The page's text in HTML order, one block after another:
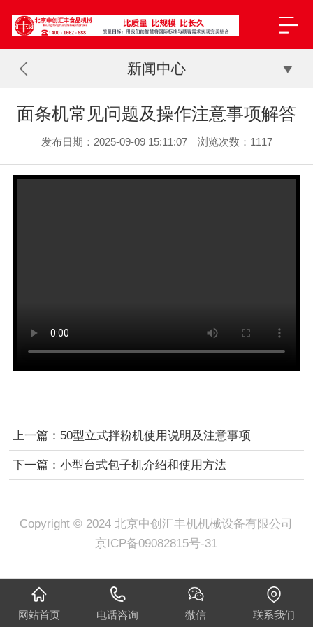
新闻中心
面条机常见问题及操作注意事项解答
发布日期：2025-09-09 15:11:07 浏览次数：1117
上一篇： 50型立式拌粉机使用说明及注意事项
下一篇： 小型台式包子机介绍和使用方法
Copyright © 2024 北京中创汇丰机机械设备有限公司
京ICP备09082815号-31
网站首页 电话咨询 微信 联系我们